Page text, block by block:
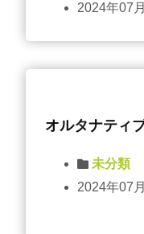
2024年07
オルタナティ
未分類
2024年07